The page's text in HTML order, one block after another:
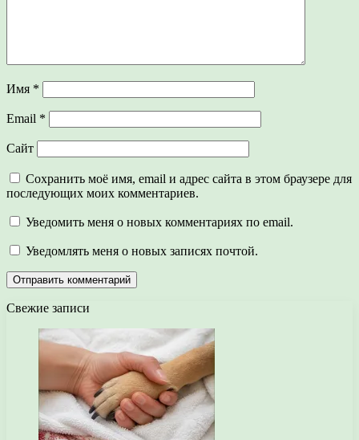
Имя *
Email *
Сайт
Сохранить моё имя, email и адрес сайта в этом браузере для
последующих моих комментариев.
Уведомить меня о новых комментариях по email.
Уведомлять меня о новых записях почтой.
Свежие записи